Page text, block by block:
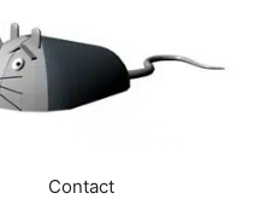
Contact